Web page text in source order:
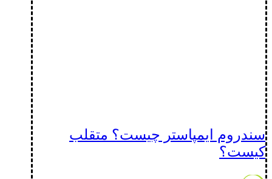
سندروم ایمپاستر چیست؟ متقلب
کیست؟